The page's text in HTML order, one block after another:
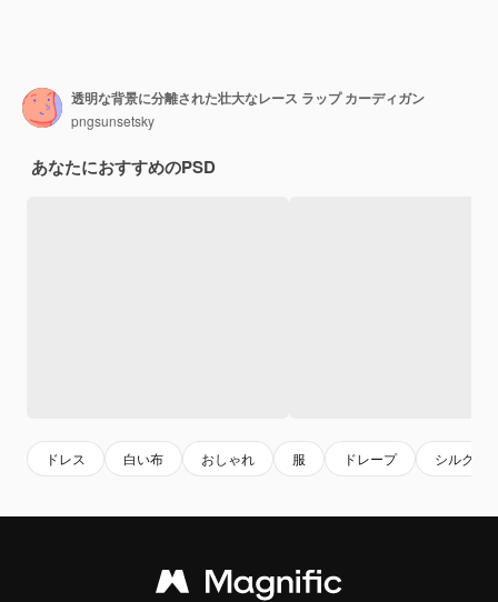
透明な背景に分離された壮大なレース ラップ カーディガン
pngsunsetsky
あなたにおすすめのPSD
ドレス 白い布 おしゃれ 服 ドレープ シルク